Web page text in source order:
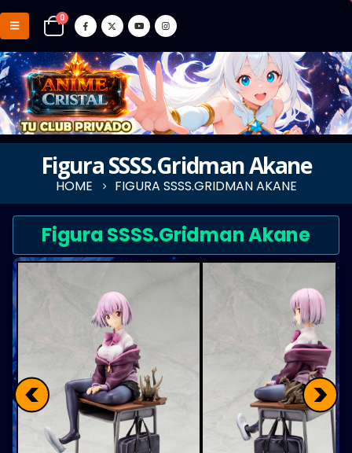
0
Figura SSSS.Gridman Akane
HOME FIGURA SSSS.GRIDMAN AKANE
Figura SSSS.Gridman Akane
< >